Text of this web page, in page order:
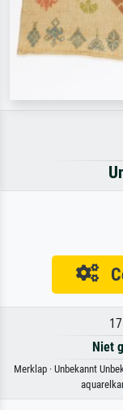
Niet
Merklap · Unbekannt